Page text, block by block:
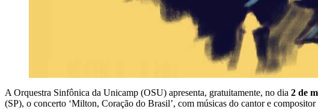
A Orquestra Sinfônica da Unicamp (OSU) apresenta, gratuitamente, no dia 2 de
(SP), o concerto ‘Milton, Coração do Brasil’, com músicas do cantor e